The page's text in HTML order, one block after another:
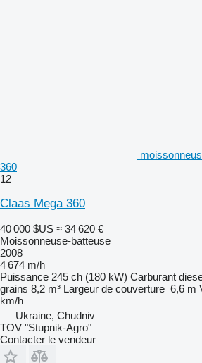
360
12
Claas Mega 360
40 000 $US ≈ 34 620 €
Moissonneuse-batteuse
2008
4 674 m/h
Puissance 245 ch (180 kW) Carburant
grains 8,2 m³ Largeur de couverture 6,6 m
km/h
Ukraine, Chudniv
TOV "Stupnik-Agro"
Contacter le vendeur